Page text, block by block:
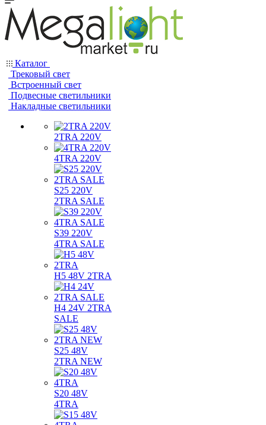
Каталог
Трековый свет
Встроенный свет
Подвесные светильники
Накладные светильники
2TRA 220V
4TRA 220V
S25 220V
2TRA SALE
S39 220V
4TRA SALE
H5 48V 2TRA
H4 24V 2TRA
SALE
S25 48V
2TRA NEW
S20 48V
4TRA